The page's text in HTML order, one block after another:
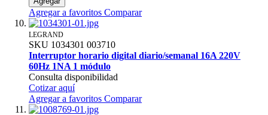
Agregar a favoritos Comparar
LEGRAND
SKU 1034301 003710
Interruptor horario digital diario/semanal 16A 220V
60Hz 1NA 1 módulo
Consulta disponibilidad
Cotizar aquí
Agregar a favoritos Comparar